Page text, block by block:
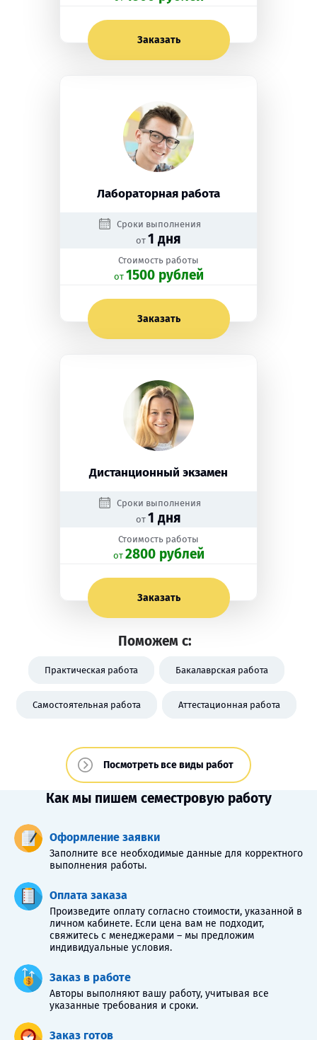
Заказать
Лабораторная работа
Сроки выполнения
от 1 дня
Стоимость работы
oт 1500 рублей
Заказать
Дистанционный экзамен
Сроки выполнения
от 1 дня
Стоимость работы
oт 2800 рублей
Заказать
Поможем с:
Практическая работа Бакалаврская работа
Самостоятельная работа Аттестационная работа
Посмотреть все виды работ
Как мы пишем семестровую работу
Оформление заявки
Заполните все необходимые данные для корректного
выполнения работы.
Оплата заказа
Произведите оплату согласно стоимости, указанной в
личном кабинете. Если цена вам не подходит,
свяжитесь с менеджерами – мы предложим
индивидуальные условия.
Заказ в работе
Авторы выполняют вашу работу, учитывая все
указанные требования и сроки.
Заказ готов